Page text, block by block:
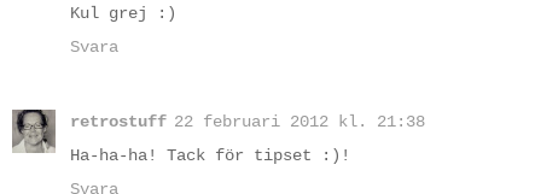
Kul grej :)
Svara
retrostuff 22 februari 2012 kl. 21:38
Ha-ha-ha! Tack för tipset :)!
Svara